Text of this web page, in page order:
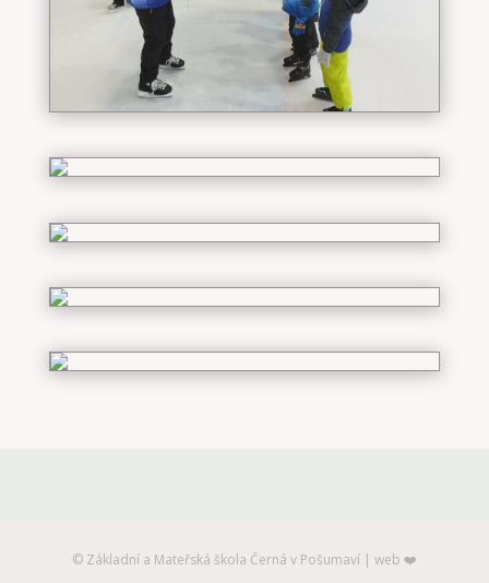
©️ Základní a Mateřská škola Černá v Pošumaví | web ❤️